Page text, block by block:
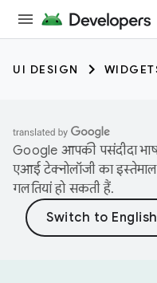
UI DESIGN
Google आपकी पसंदीदा
एआई टेक्नोलॉजी का
गलतियां हो सकती हैं.